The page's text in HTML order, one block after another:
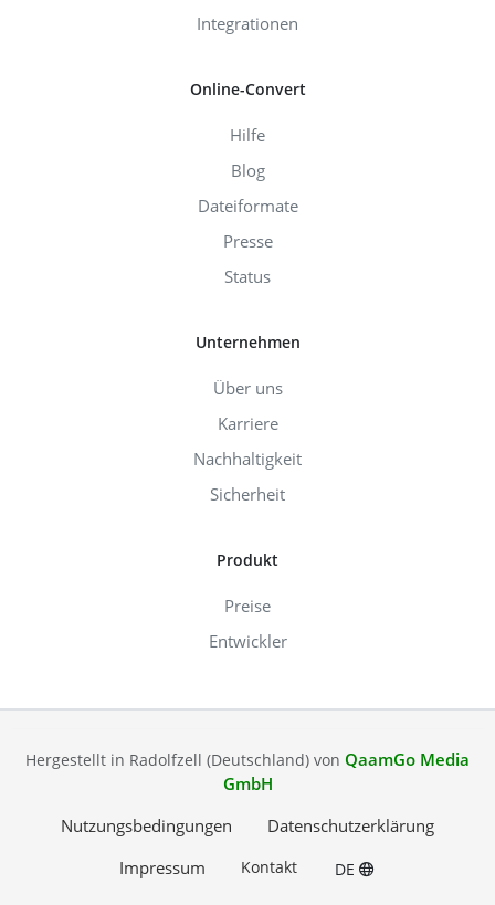
Integrationen
Online-Convert
Hilfe
Blog
Dateiformate
Presse
Status
Unternehmen
Über uns
Karriere
Nachhaltigkeit
Sicherheit
Produkt
Preise
Entwickler
Hergestellt in Radolfzell (Deutschland) von QaamGo Media
GmbH
Nutzungsbedingungen
Datenschutzerklärung
Impressum
Kontakt DE